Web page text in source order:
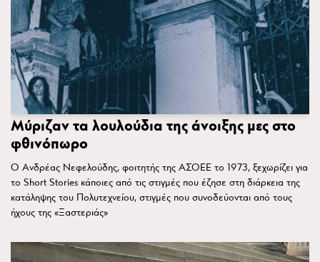
Μύριζαν τα λουλούδια της άνοιξης μες στο
φθινόπωρο
Ο Ανδρέας Νεφελούδης, φοιτητής της ΑΣΟΕΕ το 1973, ξεχωρίζει για
το Short Stories κάποιες από τις στιγμές που έζησε στη διάρκεια της
κατάληψης του Πολυτεχνείου, στιγμές που συνοδεύονται από τους
ήχους της «Ξαστεριάς»